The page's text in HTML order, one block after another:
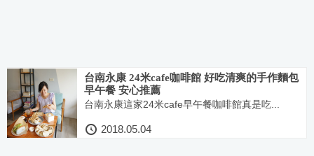
台南永康 24米cafe咖啡館 好吃清爽的手作麵包
早午餐 安心推薦
台南永康這家24米cafe早午餐咖啡館真是吃...
2018.05.04